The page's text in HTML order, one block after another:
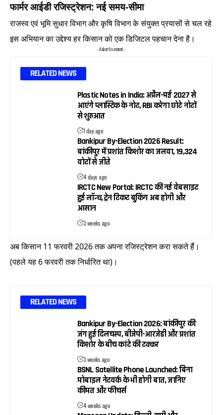
फार्मर आईडी रजिस्ट्रेशन: नई समय-सीमा
राजस्व एवं भूमि सुधार विभाग और कृषि विभाग के संयुक्त प्रयासों से चल रहे
इस अभियान का उद्देश्य हर किसान को एक डिजिटल पहचान देना है।
- Advertisement -
RELATED NEWS
Plastic Notes in India: अप्रैल-मई 2027 से
आएंगे प्लास्टिक के नोट, RBI करेगा छोटे नोटों
से शुरुआत
1 day ago
Bankipur By-Election 2026 Result:
बांकीपुर में प्रशांत किशोर का जलवा, 19,324
वोटों से जीते
4 days ago
IRCTC New Portal: IRCTC की नई वेबसाइट
हुई लॉन्च, ट्रेन टिकट बुकिंग अब होगी और
आसान
3 weeks ago
अब किसान 11 फरवरी 2026 तक अपना रजिस्ट्रेशन करा सकते हैं।
(पहले यह 6 फरवरी तक निर्धारित था)।
RELATED NEWS
Bankipur By-Election 2026: बांकीपुर की
जंग हुई दिलचस्प, बीजेपी-आरजेडी और प्रशांत
किशोर के बीच कांटे की टक्कर
3 weeks ago
BSNL Satellite Phone Launched: बिना
मोबाइल नेटवर्क के भी होगी बात, जानिए
कीमत और फीचर्स
4 weeks ago